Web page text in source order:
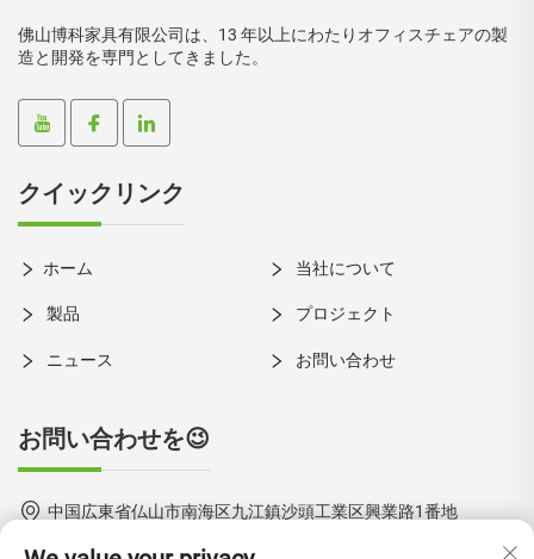
佛山博科家具有限公司は、13 年以上にわたりオフィスチェアの製
造と開発を専門としてきました。
クイックリンク
ホーム 当社について
製品 プロジェクト
ニュース お問い合わせ
お問い合わせを😉
中国広東省仏山市南海区九江鎮沙頭工業区興業路1番地
+86-18924550960